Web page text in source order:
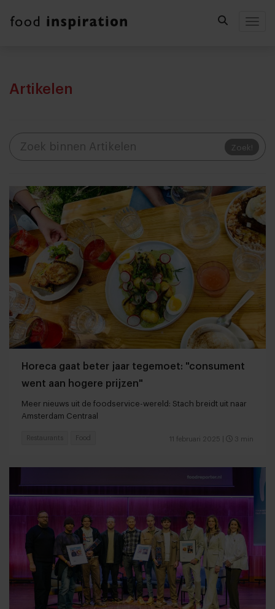
Artikelen
Zoek!
Horeca gaat beter jaar tegemoet: "consument
went aan hogere prijzen"
Meer nieuws uit de foodservice-wereld: Stach breidt uit naar
Amsterdam Centraal
11 februari 2025 3 min
Restaurants Food